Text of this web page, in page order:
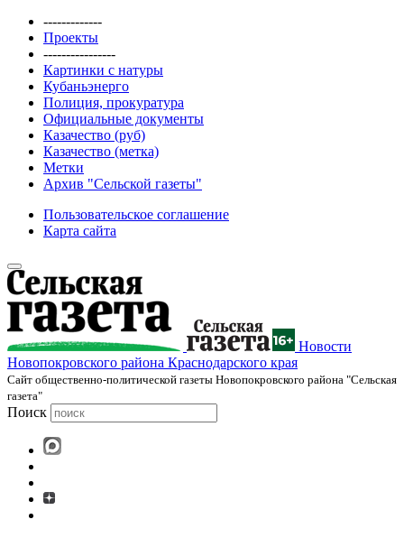
-------------
Проекты
----------------
Картинки с натуры
Кубаньэнерго
Полиция, прокуратура
Официальные документы
Казачество (руб)
Казачество (метка)
Метки
Архив "Сельской газеты"
Пользовательское соглашение
Карта сайта
Новости
Новопокровского района Краснодарского края
Cайт общественно-политической газеты Новопокровского района "Сельская
газета"
Поиск